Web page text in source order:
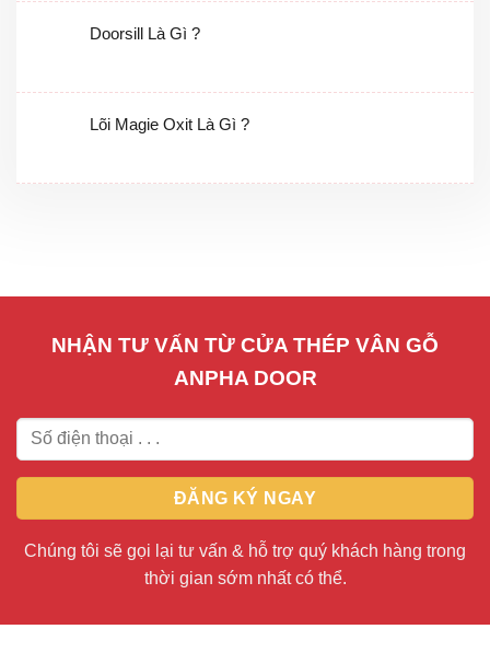
Doorsill Là Gì ?
Lõi Magie Oxit Là Gì ?
NHẬN TƯ VẤN TỪ CỬA THÉP VÂN GỖ
ANPHA DOOR
Chúng tôi sẽ gọi lại tư vấn & hỗ trợ quý khách hàng trong
thời gian sớm nhất có thể.